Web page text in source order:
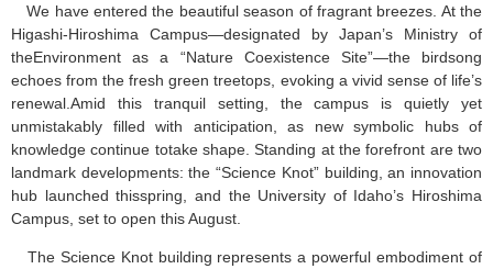
We have entered the beautiful season of fragrant breezes. At the
Higashi-Hiroshima Campus—designated by Japan’s Ministry of
theEnvironment as a “Nature Coexistence Site”—the birdsong
echoes from the fresh green treetops, evoking a vivid sense of life’s
renewal.Amid this tranquil setting, the campus is quietly yet
unmistakably filled with anticipation, as new symbolic hubs of
knowledge continue totake shape. Standing at the forefront are two
landmark developments: the “Science Knot” building, an innovation
hub launched thisspring, and the University of Idaho’s Hiroshima
Campus, set to open this August.
The Science Knot building represents a powerful embodiment of